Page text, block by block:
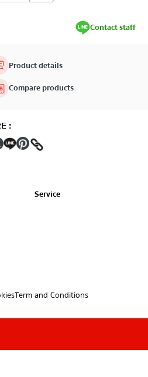
Contact staff
Product details
Compare products
:
Service
Term and Conditions